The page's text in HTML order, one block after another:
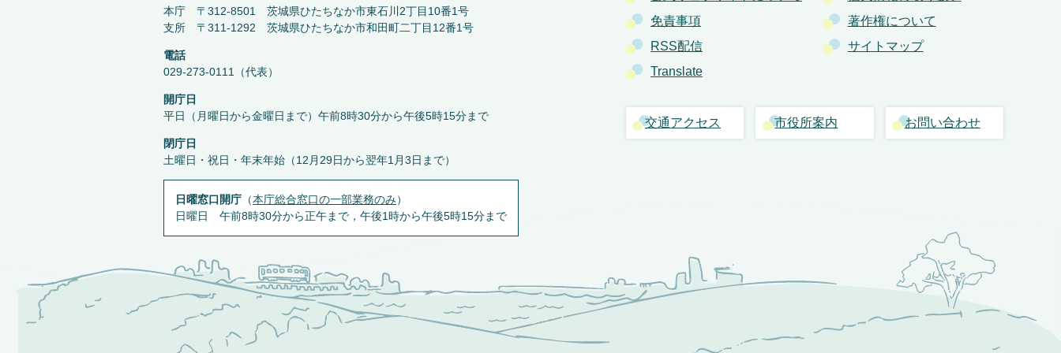
免責事項
著作権について
RSS配信
サイトマップ
Translate
交通アクセス 市役所案内 お問い合わせ
本庁 〒312-8501 茨城県ひたちなか市東石川2丁目10番1号
支所 〒311-1292 茨城県ひたちなか市和田町二丁目12番1号
電話
029-273-0111（代表）
開庁日
平日（月曜日から金曜日まで）午前8時30分から午後5時15分まで
閉庁日
土曜日・祝日・年末年始（12月29日から翌年1月3日まで）
日曜窓口開庁 （本庁総合窓口の一部業務のみ）
日曜日 午前8時30分から正午まで，午後1時から午後5時15分まで